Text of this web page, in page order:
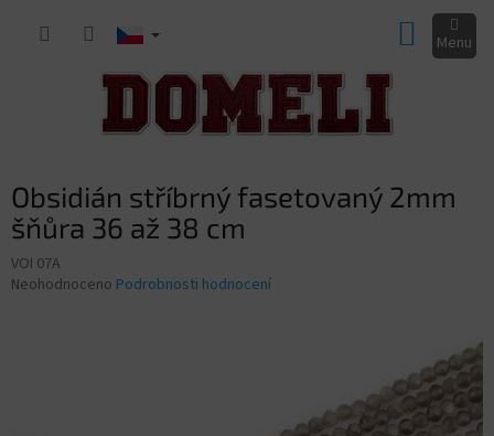
KOŠÍK
Obsidián stříbrný fasetovaný 2mm
šňůra 36 až 38 cm
VOI 07A
Průměrné
Neohodnoceno Podrobnosti hodnocení